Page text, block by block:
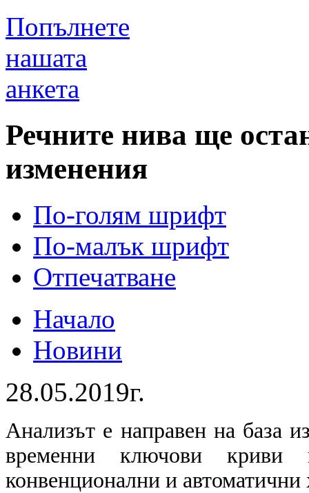
Попълнете
нашата
анкета
Речните нива ще
изменения
По-голям шрифт
По-малък шрифт
Отпечатване
Начало
Новини
28.05.2019г.
Анализът е направен на база
временни ключови криви
конвенционални и